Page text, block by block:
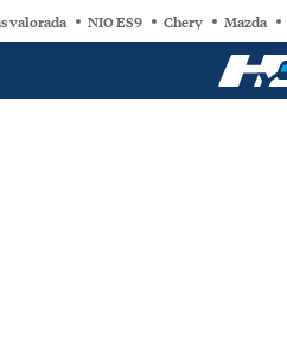
valorada NIO ES9 Chery Mazda